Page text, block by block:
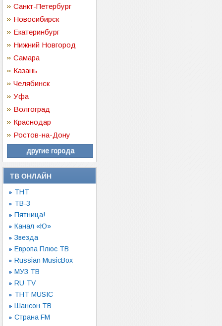
Санкт-Петербург
Новосибирск
Екатеринбург
Нижний Новгород
Самара
Казань
Челябинск
Уфа
Волгоград
Краснодар
Ростов-на-Дону
другие города
ТВ ОНЛАЙН
ТНТ
ТВ-3
Пятница!
Канал «Ю»
Звезда
Европа Плюс ТВ
Russian MusicBox
МУЗ ТВ
RU TV
ТНТ MUSIC
Шансон ТВ
Страна FM